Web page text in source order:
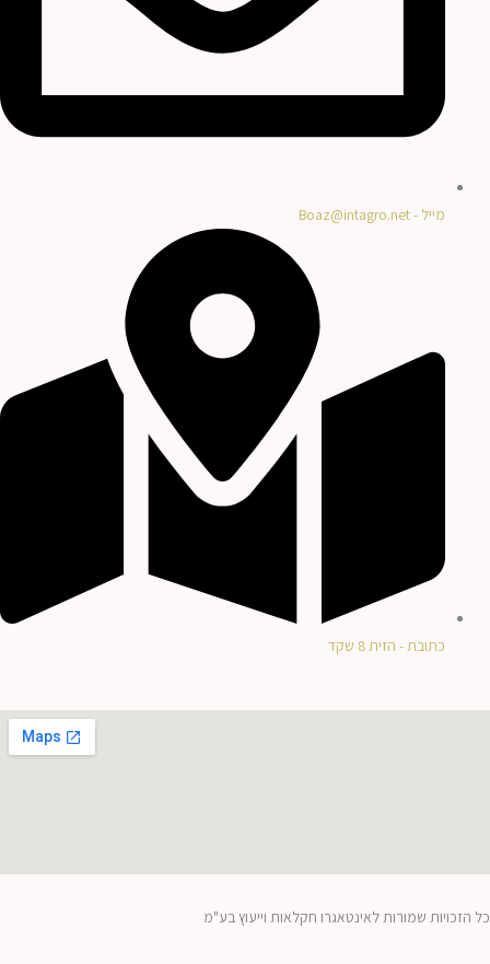
מייל - Boaz@intagro.net
כתובת - הזית 8 שקד
כל הזכויות שמורות לאינטאגרו חקלאות וייעוץ בע"מ